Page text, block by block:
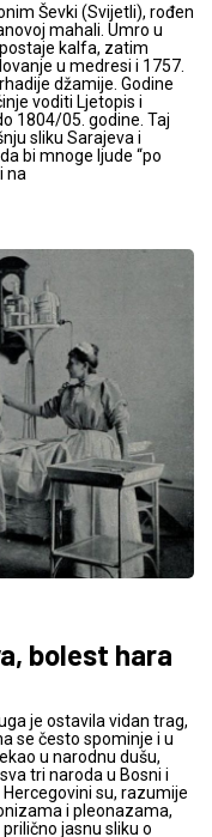
Ševki (Svijetli), rođen
mahali. Umro u
kalfa, zatim
u medresi i 1757.
džamije. Godine
voditi Ljetopis i
1804/05. godine. Taj
sliku Sarajeva i
bi mnoge ljude “po
na
bolest hara
je ostavila vidan trag,
se često spominje i u
u narodnu dušu,
tri naroda u Bosni i
su, razumije
i pleonazama,
jasnu sliku o